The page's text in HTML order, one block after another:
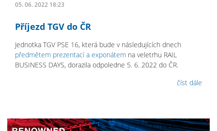
05. 06. 2022 18:23
Příjezd TGV do ČR
Jednotka TGV PSE 16, která bude v následujících dnech
předmětem prezentací a exponátem na veletrhu RAIL
BUSINESS DAYS, dorazila odpoledne 5. 6. 2022 do ČR.
číst dále